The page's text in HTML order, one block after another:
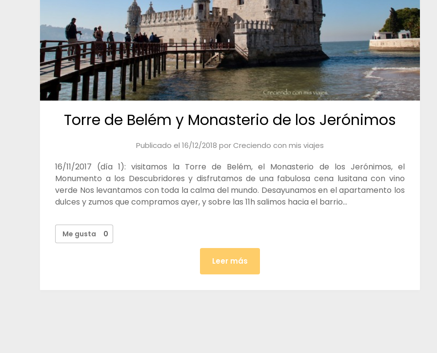
Torre de Belém y Monasterio de los Jerónimos
Publicado el 16/12/2018 porCreciendo con mis viajes
16/11/2017 (día 1): visitamos la Torre de Belém, el Monasterio de los Jerónimos, el
Monumento a los Descubridores y disfrutamos de una fabulosa cena lusitana con vino
verde Nos levantamos con toda la calma del mundo. Desayunamos en el apartamento los
dulces y zumos que compramos ayer, y sobre las 11h salimos hacia el barrio…
Me gusta 0
Leer más